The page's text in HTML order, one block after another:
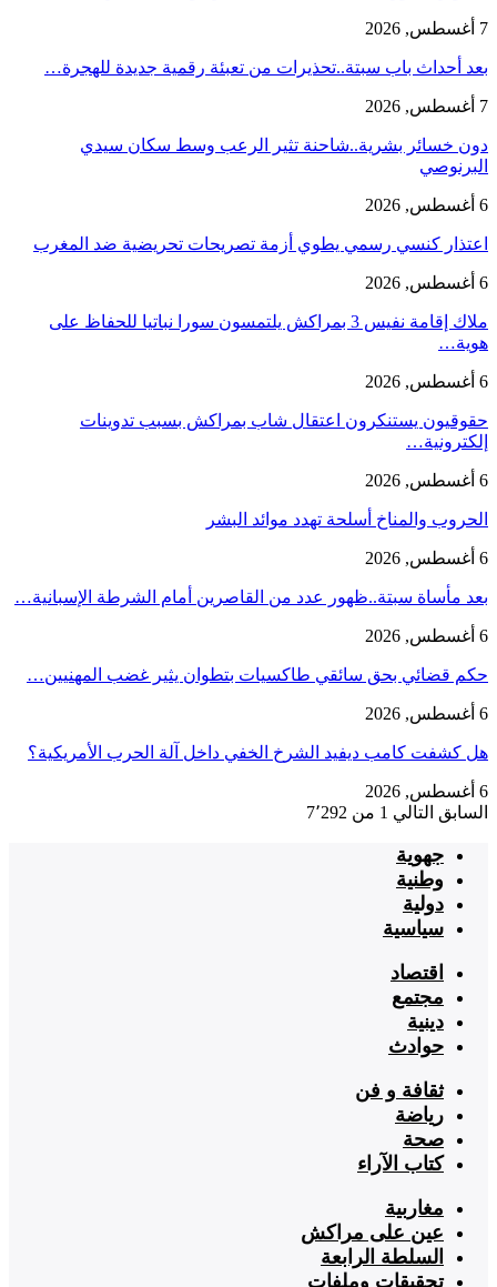
7 أغسطس, 2026
بعد أحداث باب سبتة..تحذيرات من تعبئة رقمية جديدة للهجرة…
7 أغسطس, 2026
دون خسائر بشرية..شاحنة تثير الرعب وسط سكان سيدي
البرنوصي
6 أغسطس, 2026
اعتذار كنسي رسمي يطوي أزمة تصريحات تحريضية ضد المغرب
6 أغسطس, 2026
ملاك إقامة نفيس 3 بمراكش يلتمسون سورا نباتيا للحفاظ على
هوية…
6 أغسطس, 2026
حقوقيون يستنكرون اعتقال شاب بمراكش بسبب تدوينات
إلكترونية…
6 أغسطس, 2026
الحروب والمناخ أسلحة تهدد موائد البشر
6 أغسطس, 2026
بعد مأساة سبتة..ظهور عدد من القاصرين أمام الشرطة الإسبانية…
6 أغسطس, 2026
حكم قضائي بحق سائقي طاكسيات بتطوان يثير غضب المهنيين…
6 أغسطس, 2026
هل كشفت كامب ديفيد الشرخ الخفي داخل آلة الحرب الأمريكية؟
6 أغسطس, 2026
السابق التالي 1 من 7٬292
جهوية
وطنية
دولية
سياسية
اقتصاد
مجتمع
دينية
حوادث
ثقافة و فن
رياضة
صحة
كتاب الآراء
مغاربية
عين على مراكش
السلطة الرابعة
تحقيقات وملفات